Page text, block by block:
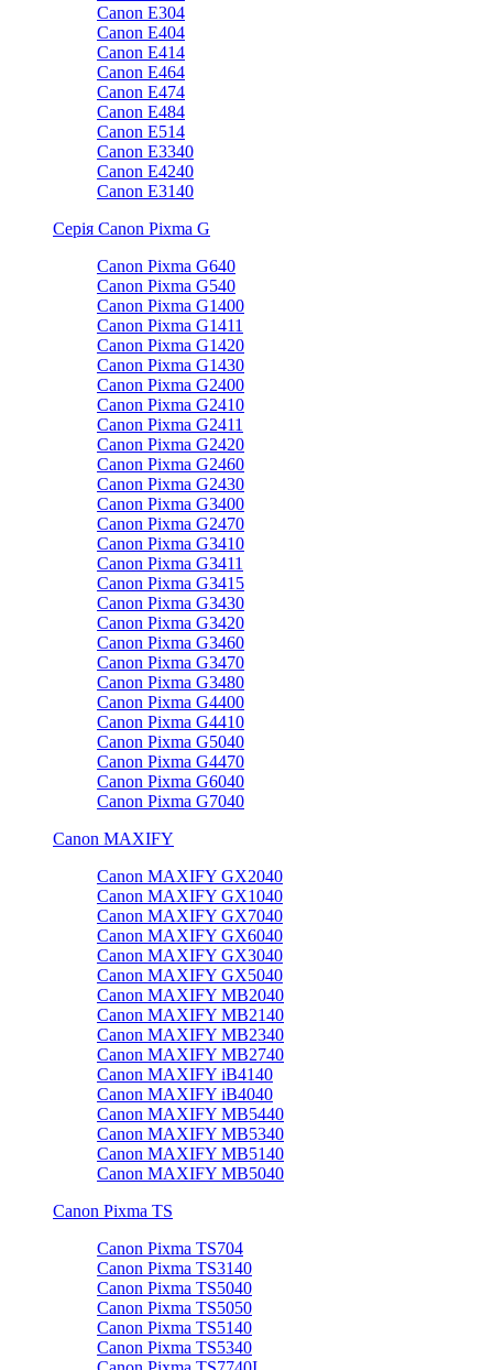
Canon E304
Canon E404
Canon E414
Canon E464
Canon E474
Canon E484
Canon E514
Canon E3340
Canon E4240
Canon E3140
Серія Canon Pixma G
Canon Pixma G640
Canon Pixma G540
Canon Pixma G1400
Canon Pixma G1411
Canon Pixma G1420
Canon Pixma G1430
Canon Pixma G2400
Canon Pixma G2410
Canon Pixma G2411
Canon Pixma G2420
Canon Pixma G2460
Canon Pixma G2430
Canon Pixma G3400
Canon Pixma G2470
Canon Pixma G3410
Canon Pixma G3411
Canon Pixma G3415
Canon Pixma G3430
Canon Pixma G3420
Canon Pixma G3460
Canon Pixma G3470
Canon Pixma G3480
Canon Pixma G4400
Canon Pixma G4410
Canon Pixma G5040
Canon Pixma G4470
Canon Pixma G6040
Canon Pixma G7040
Canon MAXIFY
Canon MAXIFY GX2040
Canon MAXIFY GX1040
Canon MAXIFY GX7040
Canon MAXIFY GX6040
Canon MAXIFY GX3040
Canon MAXIFY GX5040
Canon MAXIFY MB2040
Canon MAXIFY MB2140
Canon MAXIFY MB2340
Canon MAXIFY MB2740
Canon MAXIFY iB4140
Canon MAXIFY iB4040
Canon MAXIFY MB5440
Canon MAXIFY MB5340
Canon MAXIFY MB5140
Canon MAXIFY MB5040
Canon Pixma TS
Canon Pixma TS704
Canon Pixma TS3140
Canon Pixma TS5040
Canon Pixma TS5050
Canon Pixma TS5140
Canon Pixma TS5340